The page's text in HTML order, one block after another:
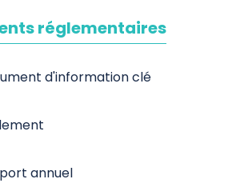
réglementaires
d'information clé
annuel